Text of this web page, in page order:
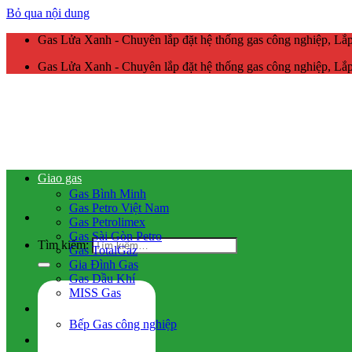
Bỏ qua nội dung
Gas Lửa Xanh - Chuyên lắp đặt hệ thống gas công nghiệp,
Gas Lửa Xanh - Chuyên lắp đặt hệ thống gas công nghiệp,
Tìm kiếm:
Giao gas
Gas Bình Minh
Gas Petro Việt Nam
Gas Petrolimex
Gas Sài Gòn Petro
Gas TotalGaz
Gia Đình Gas
Gas Dầu Khí
MISS Gas
Bếp Gas công nghiệp